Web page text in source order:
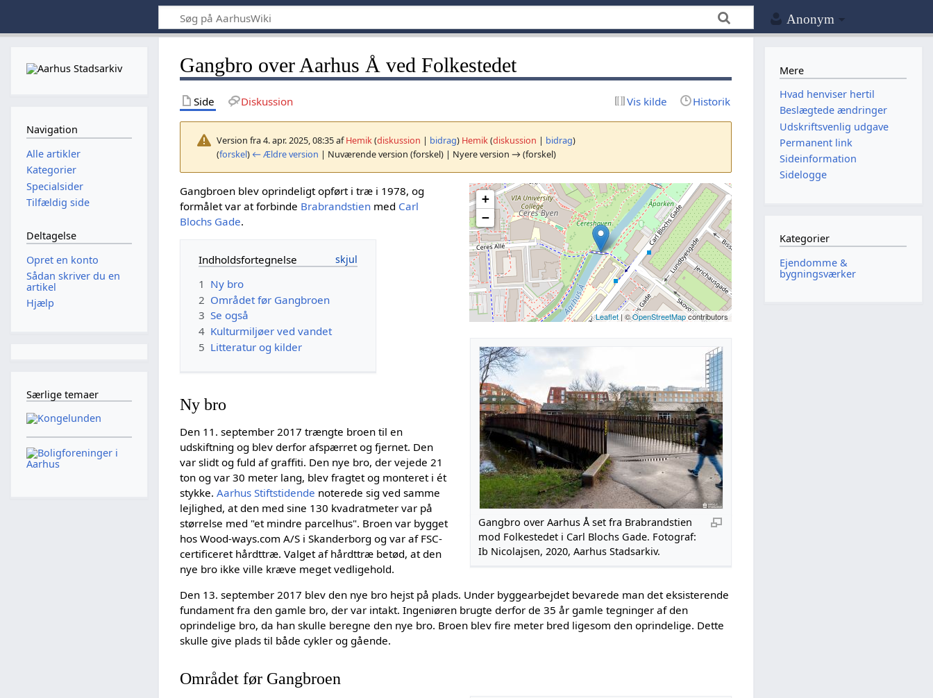
Anonym
Gangbro over Aarhus Å ved Folkestedet
Side Diskussion Vis kilde Historik
Version fra 4. apr. 2025, 08:35 afHemik(diskussion | bidrag) Hemik(diskussion | bidrag)
(forskel) ← Ældre version | Nuværende version (forskel) | Nyere version → (forskel)
+
−
Leaflet| ©OpenStreetMapcontributors
Gangbro over Aarhus Å set fra Brabrandstien
mod Folkestedet i Carl Blochs Gade. Fotograf:
Ib Nicolajsen, 2020, Aarhus Stadsarkiv.
Gangbroen blev oprindeligt opført i træ i 1978, og
formålet var at forbinde Brabrandstien med Carl
Blochs Gade.
Indholdsfortegnelse
1 Ny bro
2 Området før Gangbroen
3 Se også
4 Kulturmiljøer ved vandet
5 Litteratur og kilder
Ny bro
Den 11. september 2017 trængte broen til en
udskiftning og blev derfor afspærret og fjernet. Den
var slidt og fuld af graffiti. Den nye bro, der vejede 21
ton og var 30 meter lang, blev fragtet og monteret i ét
stykke.Aarhus Stiftstidende noterede sig ved samme
lejlighed, at den med sine 130 kvadratmeter var på
størrelse med "et mindre parcelhus". Broen var bygget
hos Wood-ways.com A/S i Skanderborg og var af FSC-
certificeret hårdttræ. Valget af hårdttræ betød, at den
nye bro ikke ville kræve meget vedligehold.
Den 13. september 2017 blev den nye bro hejst på plads. Under byggearbejdet bevarede man det eksisterende
fundament fra den gamle bro, der var intakt. Ingeniøren brugte derfor de 35 år gamle tegninger af den
oprindelige bro, da han skulle beregne den nye bro. Broen blev fire meter bred ligesom den oprindelige. Dette
skulle give plads til både cykler og gående.
Området før Gangbroen
Navigation
Alle artikler
Kategorier
Specialsider
Tilfældig side
Deltagelse
Opret en konto
Sådan skriver du en
artikel
Hjælp
Særlige temaer
Mere
Hvad henviser hertil
Beslægtede ændringer
Udskriftsvenlig udgave
Permanent link
Sideinformation
Sidelogge
Kategorier
Ejendomme &
bygningsværker